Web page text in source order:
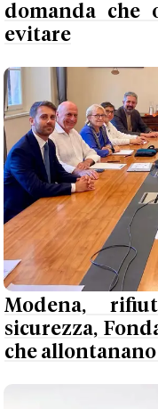
domanda che
evitare
Modena,
sicurezza,
che